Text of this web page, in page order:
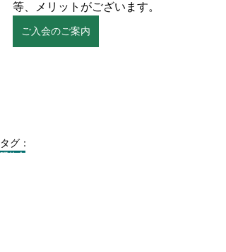
等、メリットがございます。
ご入会のご案内
タグ：
研修会